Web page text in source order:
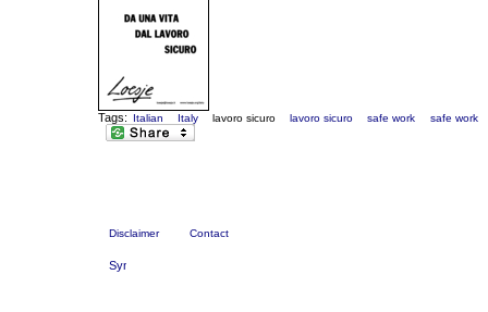
Tags: Italian Italy lavoro sicuro lavoro sicuro safe work safe work
Disclaimer Contact